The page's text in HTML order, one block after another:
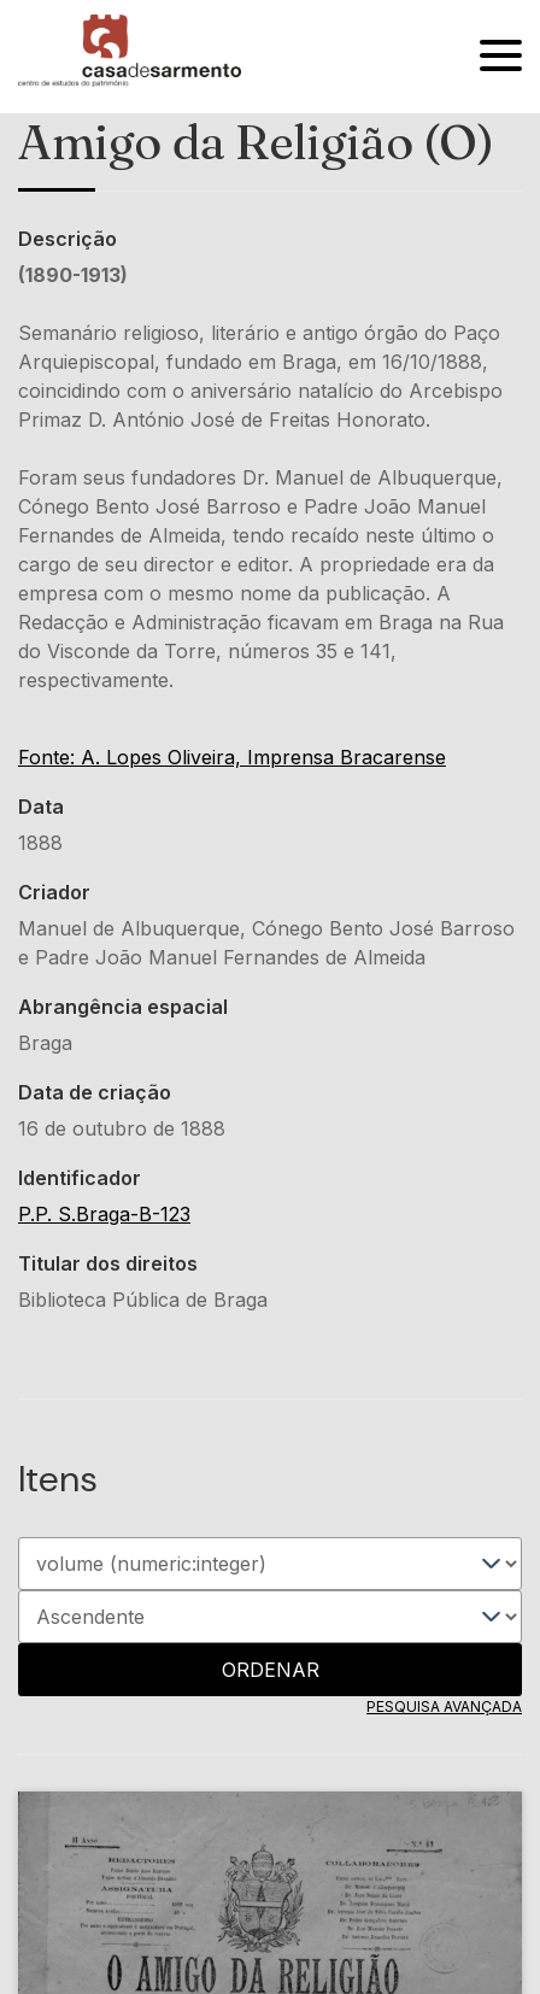
OPEN
Amigo da Religião (O)
Descrição
(1890-1913)
Semanário religioso, literário e antigo órgão do Paço
Arquiepiscopal, fundado em Braga, em 16/10/1888,
coincidindo com o aniversário natalício do Arcebispo
Primaz D. António José de Freitas Honorato.
Foram seus fundadores Dr. Manuel de Albuquerque,
Cónego Bento José Barroso e Padre João Manuel
Fernandes de Almeida, tendo recaído neste último o
cargo de seu director e editor. A propriedade era da
empresa com o mesmo nome da publicação. A
Redacção e Administração ficavam em Braga na Rua
do Visconde da Torre, números 35 e 141,
respectivamente.
Fonte: A. Lopes Oliveira, Imprensa Bracarense
Data
1888
Criador
Manuel de Albuquerque, Cónego Bento José Barroso
e Padre João Manuel Fernandes de Almeida
Abrangência espacial
Braga
Data de criação
16 de outubro de 1888
Identificador
P.P. S.Braga-B-123
Titular dos direitos
Biblioteca Pública de Braga
Itens
ORDENAR
PESQUISA AVANÇADA